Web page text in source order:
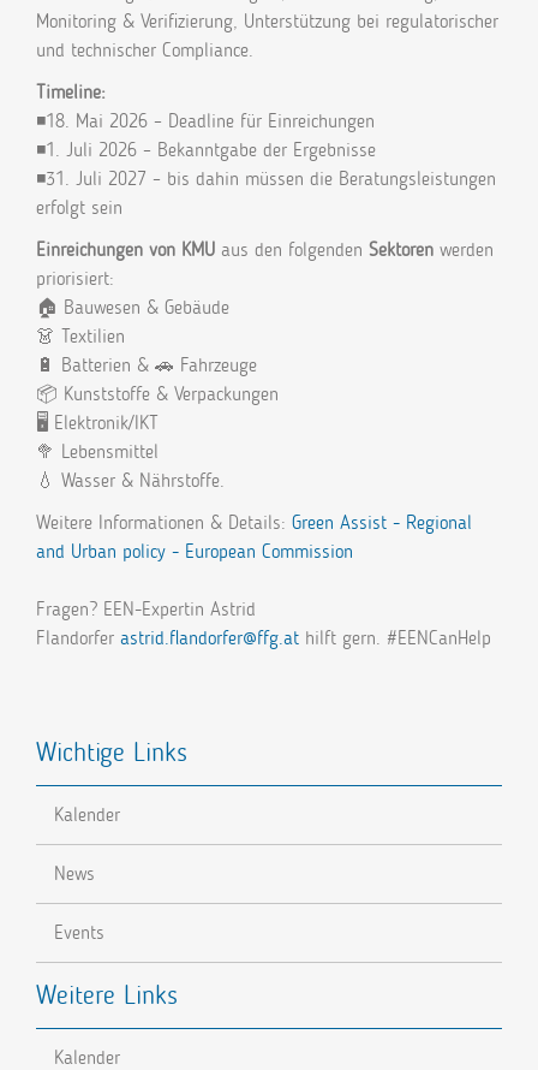
Monitoring & Verifizierung, Unterstützung bei regulatorischer
und technischer Compliance.
Timeline:
◾18. Mai 2026 – Deadline für Einreichungen
◾1. Juli 2026 – Bekanntgabe der Ergebnisse
◾31. Juli 2027 – bis dahin müssen die Beratungsleistungen
erfolgt sein
Einreichungen von KMU aus den folgenden Sektoren werden
priorisiert:
🏠 Bauwesen & Gebäude
👗 Textilien
🔋 Batterien & 🚗 Fahrzeuge
📦 Kunststoffe & Verpackungen
🖥️ Elektronik/IKT
🥦 Lebensmittel
💧 Wasser & Nährstoffe.
Weitere Informationen & Details: Green Assist - Regional
and Urban policy - European Commission
Fragen? EEN-Expertin Astrid
Flandorfer astrid.flandorfer@ffg.at hilft gern. #EENCanHelp
Wichtige Links
Kalender
News
Events
Weitere Links
Kalender